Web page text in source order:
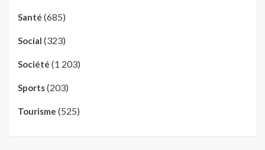
Santé (685)
Social (323)
Société (1 203)
Sports(203)
Tourisme (525)